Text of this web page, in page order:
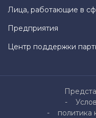
Лица, работающие в
Предприятия
Центр поддержки
политика